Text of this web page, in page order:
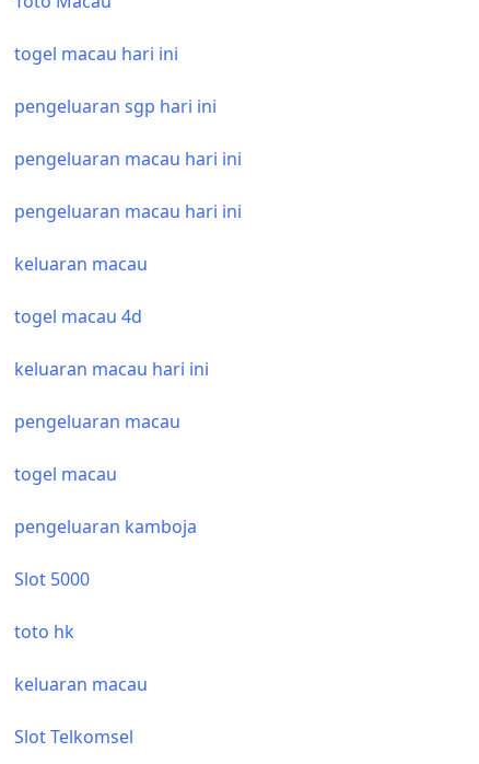
togel macau hari ini
pengeluaran sgp hari ini
pengeluaran macau hari ini
pengeluaran macau hari ini
keluaran macau
togel macau 4d
keluaran macau hari ini
pengeluaran macau
togel macau
pengeluaran kamboja
Slot 5000
toto hk
keluaran macau
Slot Telkomsel